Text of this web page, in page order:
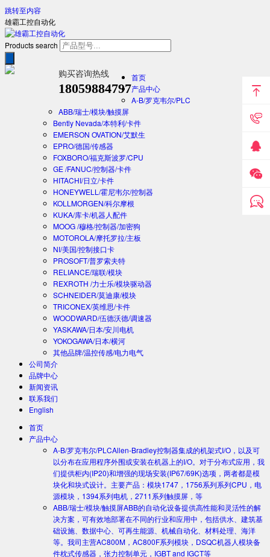
跳转至内容
雄霸工控自动化
Products search
购买咨询热线
18059884797
首页
产品中心
A-B/罗克韦尔/PLC
ABB/瑞士/模块/触摸屏
Bently Nevada/本特利/卡件
EMERSON OVATION/艾默生
EPRO/德国/传感器
FOXBORO/福克斯波罗/CPU
GE /FANUC/控制器/卡件
HITACHI/日立/卡件
HONEYWELL/霍尼韦尔/控制器
KOLLMORGEN/科尔摩根
KUKA/库卡/机器人配件
MOOG /穆格/控制器/加密狗
MOTOROLA/摩托罗拉/主板
NI/美国/控制接口卡
PROSOFT/普罗索夫特
RELIANCE/瑞联/模块
REXROTH /力士乐/模块驱动器
SCHNEIDER/莫迪康/模块
TRICONEX/英维思/卡件
WOODWARD/伍德沃德/调速器
YASKAWA/日本/安川电机
YOKOGAWA/日本/横河
其他品牌/温控传感/电力电气
公司简介
品牌中心
新闻资讯
联系我们
English
首页
产品中心
A-B/罗克韦尔/PLCAllen-Bradley控制器集成的机架式I/O，以及可
以分布在应用程序外围或安装在机器上的I/O。对于分布式应用，我
们提供柜内(IP20)和增强的现场安装(IP67/69K)选项，两者都是模
块化和块式设计。主要产品：模块1747，1756系列系列CPU，电
源模块，1394系列电机，2711系列触摸屏，等
ABB/瑞士/模块/触摸屏ABB的自动化设备提供高性能和灵活性的解
决方案，可有效地部署在不同的行业和应用中，包括供水、建筑基
础设施、数据中心、可再生能源、机械自动化、材料处理、海洋
等。我司主营AC800M，AC800F系列模块，DSQC机器人模块备
件枕式传感器，张力控制单元，IGBT and IGCT等